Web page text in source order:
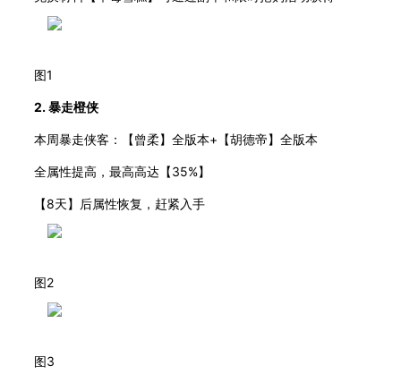
图1
2. 暴走橙侠
本周暴走侠客：【曾柔】全版本+ 【胡德帝】 全版本
全属性提高，最高高达【35%】
【8天】后属性恢复，赶紧入手
图2
图3